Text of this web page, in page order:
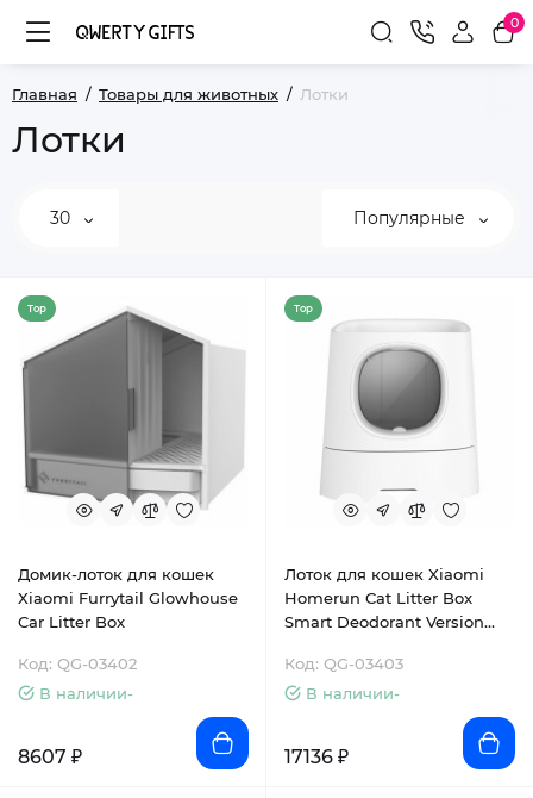
0
Главная Товары для животных Лотки
Лотки
30 Популярные
Top
Домик-лоток для кошек
Xiaomi Furrytail Glowhouse
Car Litter Box
Код: QG-03402
В наличии-
8607 ₽
Top
Лоток для кошек Xiaomi
Homerun Cat Litter Box
Smart Deodorant Version
Код: QG-03403
В наличии-
17136 ₽